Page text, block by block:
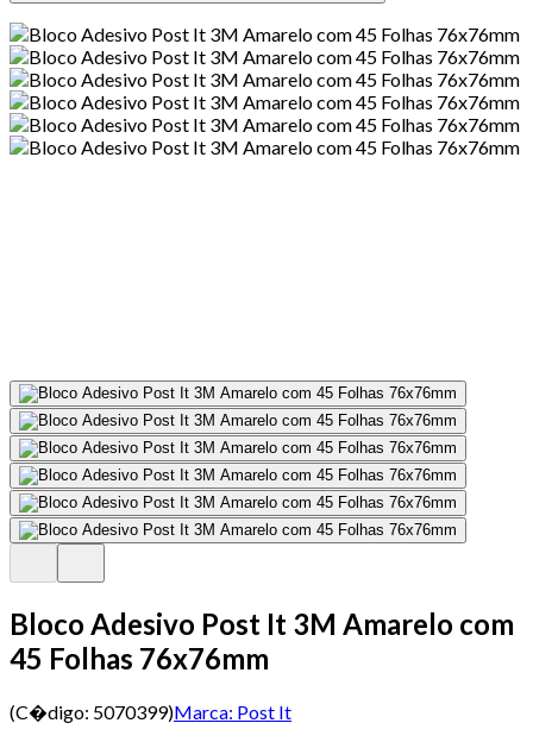
Bloco Adesivo Post It 3M Amarelo com
45 Folhas 76x76mm
(C�digo: 5070399)Marca: Post It